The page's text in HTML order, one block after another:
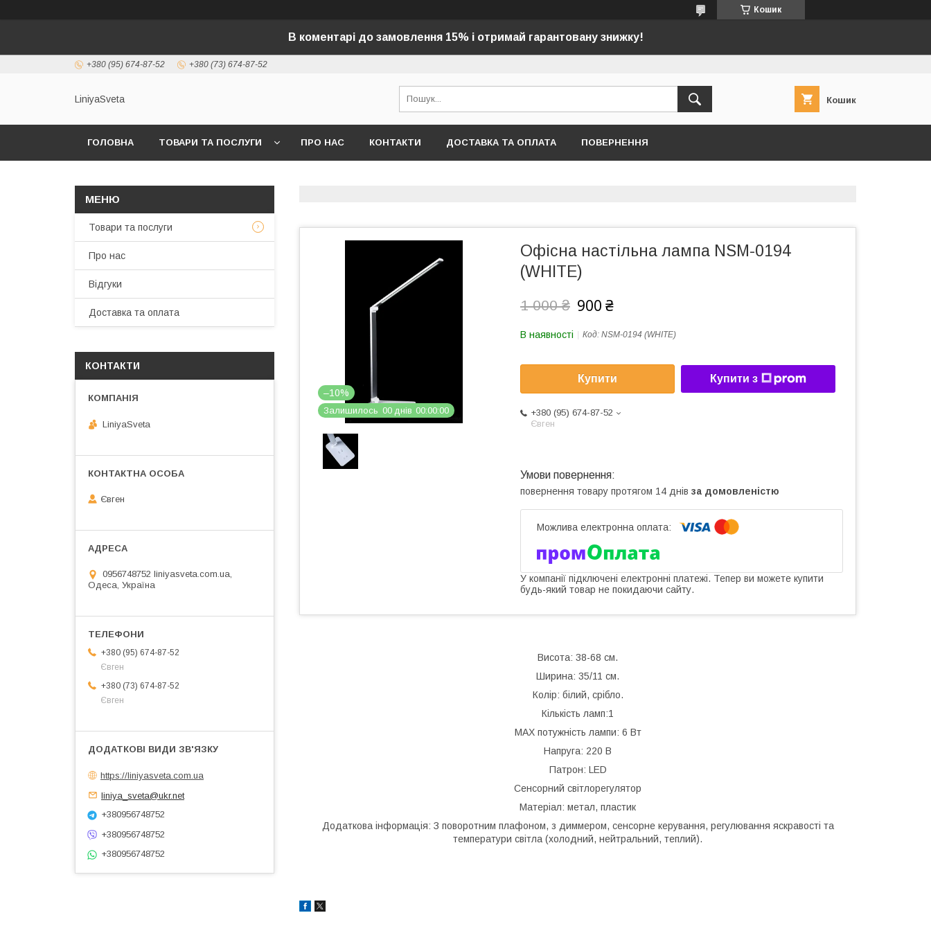
Кошик
В коментарі до замовлення 15% і отримай гарантовану знижку!
+380 (95) 674-87-52 +380 (73) 674-87-52
LiniyaSveta Кошик
ГОЛОВНА ТОВАРИ ТА ПОСЛУГИ ПРО НАС КОНТАКТИ ДОСТАВКА ТА ОПЛАТА ПОВЕРНЕННЯ
–10%
Залишилось 00 днів 00 00 00
Офісна настільна лампа NSM-0194
(WHITE)
1 000 ₴ 900 ₴
В наявності Код: NSM-0194 (WHITE)
Купити Купити з
+380 (95) 674-87-52
Євген
повернення товару протягом 14 днів за домовленістю
У компанії підключені електронні платежі. Тепер ви можете купити
будь-який товар не покидаючи сайту.
Висота: 38-68 см.
Ширина: 35/11 см.
Колір: білий, срібло.
Кількість ламп:1
MAX потужність лампи: 6 Вт
Напруга: 220 В
Патрон: LED
Сенсорний світлорегулятор
Матеріал: метал, пластик
Додаткова інформація: З поворотним плафоном, з диммером, сенсорне керування, регулювання яскравості та
температури світла (холодний, нейтральний, теплий).
Товари та послуги
Про нас
Відгуки
Доставка та оплата
КОНТАКТИ
LiniyaSveta
Євген
0956748752 liniyasveta.com.ua,
Одеса, Україна
+380 (95) 674-87-52
Євген
+380 (73) 674-87-52
Євген
https://liniyasveta.com.ua
liniya_sveta@ukr.net
+380956748752
+380956748752
+380956748752